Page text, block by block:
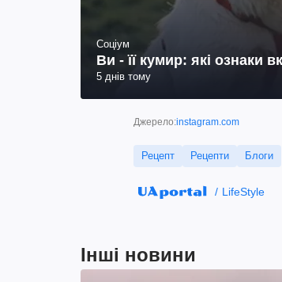
Соціум
Ви - її кумир: які ознаки
5 днів тому
Джерело:instagram.com
Рецепт Рецепти Блоги
LifeStyle
Інші новини